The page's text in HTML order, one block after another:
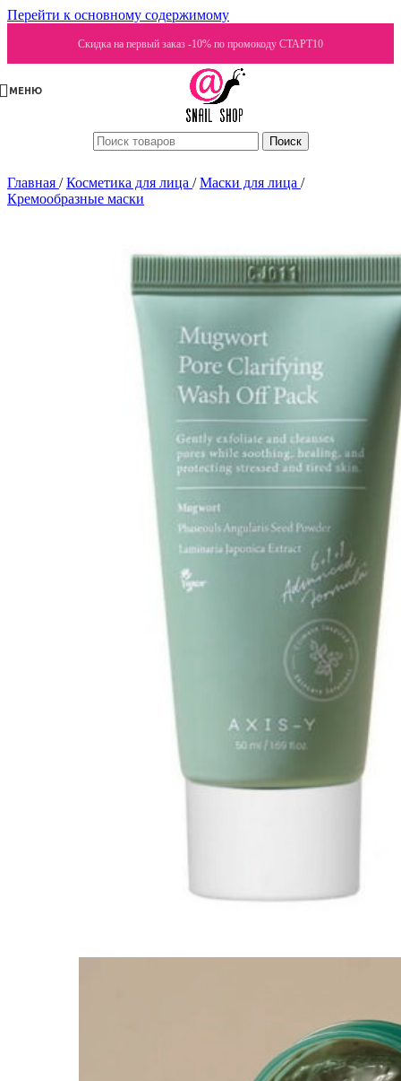
Перейти к основному содержимому
Скидка на первый заказ -10% по промокоду СТАРТ10
МЕНЮ
Поиск
Главная / Косметика для лица / Маски для лица /
Кремообразные маски